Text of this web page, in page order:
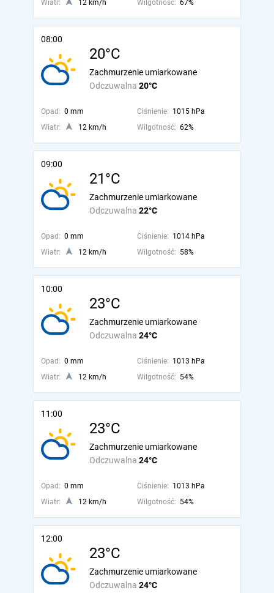
Wiatr: 12 km/h Wilgotność: 67%
08:00
20°C
Odczuwalna 20°C
Zachmurzenie umiarkowane
Opad: 0 mm Ciśnienie: 1015 hPa
Wiatr:
12 km/h Wilgotność: 62%
09:00
21°C
Odczuwalna 22°C
Zachmurzenie umiarkowane
Opad: 0 mm Ciśnienie: 1014 hPa
Wiatr:
12 km/h Wilgotność: 58%
10:00
23°C
Odczuwalna 24°C
Zachmurzenie umiarkowane
Opad: 0 mm Ciśnienie: 1013 hPa
Wiatr:
12 km/h Wilgotność: 54%
11:00
23°C
Odczuwalna 24°C
Zachmurzenie umiarkowane
Opad: 0 mm Ciśnienie: 1013 hPa
Wiatr:
12 km/h Wilgotność: 54%
12:00
23°C
Odczuwalna 24°C
Zachmurzenie umiarkowane